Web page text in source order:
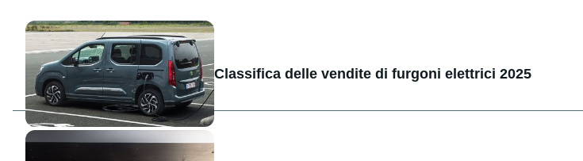
Classifica delle vendite di furgoni elettrici 2025